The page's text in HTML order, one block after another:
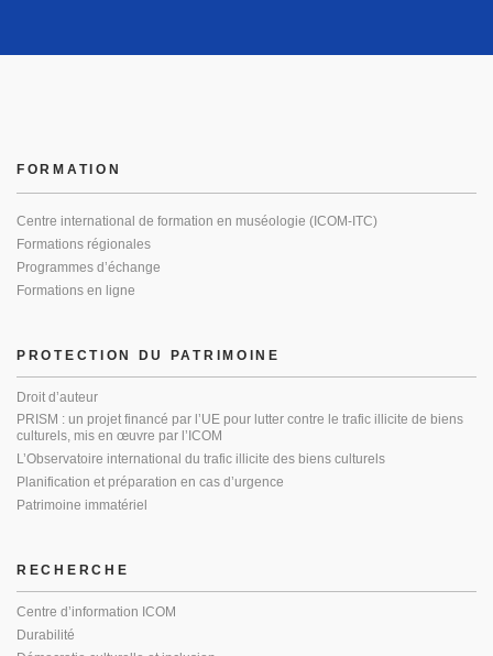
PROTECTION DU PATRIMOINE
Droit d’auteur
PRISM : un projet financé par l’UE pour lutter contre le trafic illicite de biens
culturels, mis en œuvre par l’ICOM
L’Observatoire international du trafic illicite des biens culturels
Planification et préparation en cas d’urgence
Patrimoine immatériel
FORMATION
Centre international de formation en muséologie (ICOM-ITC)
Formations régionales
Programmes d’échange
Formations en ligne
RECHERCHE
Centre d’information ICOM
Durabilité